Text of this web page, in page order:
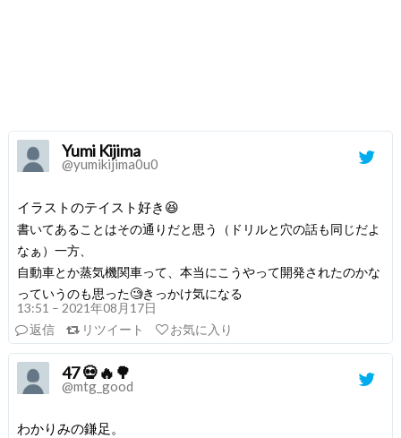
Yumi Kijima
@yumikijima0u0
イラストのテイスト好き😆
書いてあることはその通りだと思う（ドリルと穴の話も同じだよ
なぁ）一方、
自動車とか蒸気機関車って、本当にこうやって開発されたのかな
っていうのも思った🧐きっかけ気になる
13:51 – 2021年08月17日
返信
リツイート お気に入り
47 💀🔥🌳
@mtg_good
わかりみの鎌足。